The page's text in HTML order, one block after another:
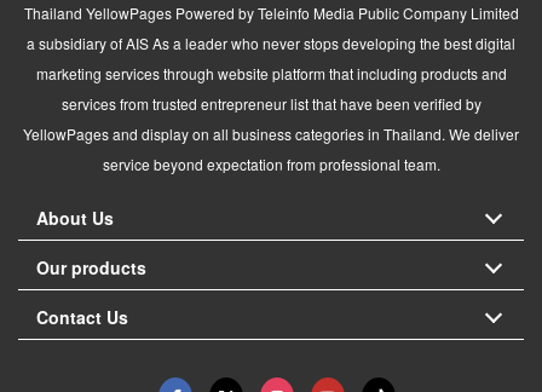
Thailand YellowPages Powered by Teleinfo Media Public Company Limited
a subsidiary of AIS As a leader who never stops developing the best digital
marketing services through website platform that including products and
services from trusted entrepreneur list that have been verified by
YellowPages and display on all business categories in Thailand. We deliver
service beyond expectation from professional team.
About Us
Our products
Contact Us